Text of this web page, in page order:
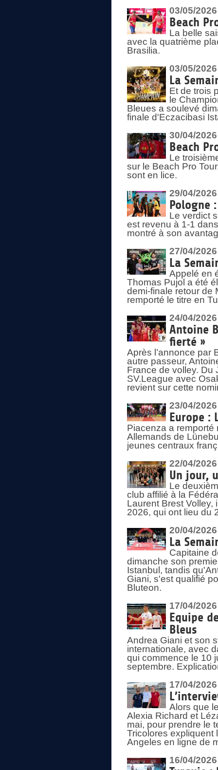
03/05/2026
Beach
La belle
avec la quatrième
Brasilia.
03/05/2026
La
Et de trois
le
Bleues a soulevé
finale d'Eczacibasi
30/04/2026
Beach
Le
sur le Beach Pro
sont en lice.
29/04/2026
Pologne
Le verdict
est revenu à 1-1
montré à son
27/04/2026
La
Appelé en
Thomas Pujol a été
demi-finale retour de
remporté le titre en
24/04/2026
Antoine
fierté »
Après l’annonce par
autre passeur,
France de volley. Du
SV.League avec
revient sur cette
23/04/2026
Europe :
Piacenza a remporté
Allemands de
jeunes centraux
22/04/2026
Un jour,
Le
club affilié à la
Laurent Brest Volley,
2026, qui ont lieu du
20/04/2026
La
Capitaine
dimanche son
Istanbul, tandis
Giani, s'est qualifié
Bluteon.
17/04/2026
Equipe
Bleus
Andrea Giani et son
internationale, avec
qui commence le 10
septembre.
17/04/2026
Alors que
Alexia Richard et
mai, pour prendre le
Tricolores expliquent
Angeles en ligne de
16/04/2026